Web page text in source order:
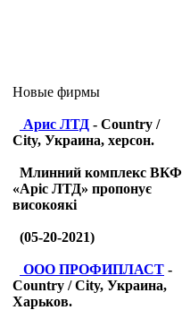
Новые фирмы
Арис ЛТД - Country /
City, Украина, херсон.
Млинний комплекс ВКФ
«Аріс ЛТД» пропонує
високоякі
(05-20-2021)
ООО ПРОФИПЛАСТ -
Country / City, Украина,
Харьков.